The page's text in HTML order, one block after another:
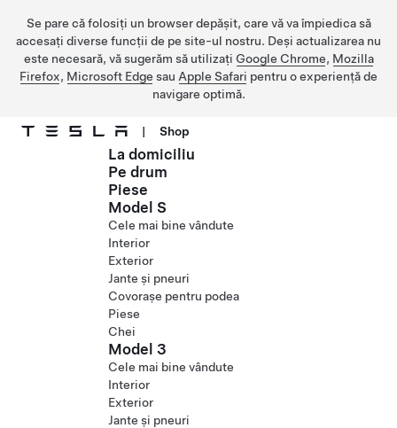
Se pare că folosiți un browser depășit, care vă va împiedica să
accesați diverse funcții de pe site-ul nostru. Deși actualizarea nu
este necesară, vă sugerăm să utilizați Google Chrome, Mozilla
Firefox, Microsoft Edge sau Apple Safari pentru o experiență de
navigare optimă.
Treceți la conținutul principal
| Shop
La domiciliu
Pe drum
Piese
Model S
Cele mai bine vândute
Interior
Exterior
Jante și pneuri
Covorașe pentru podea
Piese
Chei
Model 3
Cele mai bine vândute
Interior
Exterior
Jante și pneuri